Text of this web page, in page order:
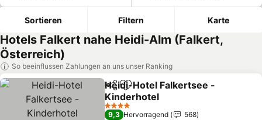
Sortieren Filtern Karte
Hotels Falkert nahe Heidi-Alm (Falkert,
Österreich)
So beeinflussen Zahlungen an uns unser Ranking
TeilenZu Favoriten hinzufügen
Heidi-Hotel Falkertsee -
Kinderhotel
4 Sterne
9,3 Hervorragend
568